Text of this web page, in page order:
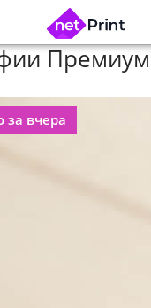
Премиум
за вчера